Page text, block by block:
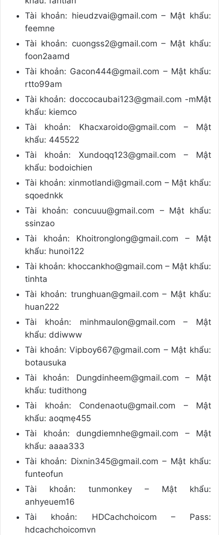
Tài khoản: hieudzvai@gmail.com – Mật khẩu:
feemne
Tài khoản: cuongss2@gmail.com – Mật khẩu:
foon2aamd
Tài khoản: Gacon444@gmail.com – Mật khẩu:
rtto99am
Tài khoản: doccocaubai123@gmail.com -mMật
khẩu: kiemco
Tài khoản: Khacxaroido@gmail.com – Mật
khẩu: 445522
Tài khoản: Xundoqq123@gmail.com – Mật
khẩu: bodoichien
Tài khoản: xinmotlandi@gmail.com – Mật khẩu:
sqoednkk
Tài khoản: concuuu@gmail.com – Mật khẩu:
ssinzao
Tài khoản: Khoitronglong@gmail.com – Mật
khẩu: hunoi122
Tài khoản: khoccankho@gmail.com – Mật khẩu:
tinhta
Tài khoản: trunghuan@gmail.com – Mật khẩu:
huan222
Tài khoản: minhmaulon@gmail.com – Mật
khẩu: ddiwww
Tài khoản: Vipboy667@gmail.com – Mật khẩu:
botausuka
Tài khoản: Dungdinheem@gmail.com – Mật
khẩu: tudithong
Tài khoản: Condenaotu@gmail.com – Mật
khẩu: aoqmẹ455
Tài khoản: dungdiemnhe@gmail.com – Mật
khẩu: aaaa333
Tài khoản: Dixnin345@gmail.com – Mật khẩu:
funteofun
Tài khoản: tunmonkey – Mật khẩu:
anhyeuem16
Tài khoản: HDCachchoicom – Pass:
hdcachchoicomvn